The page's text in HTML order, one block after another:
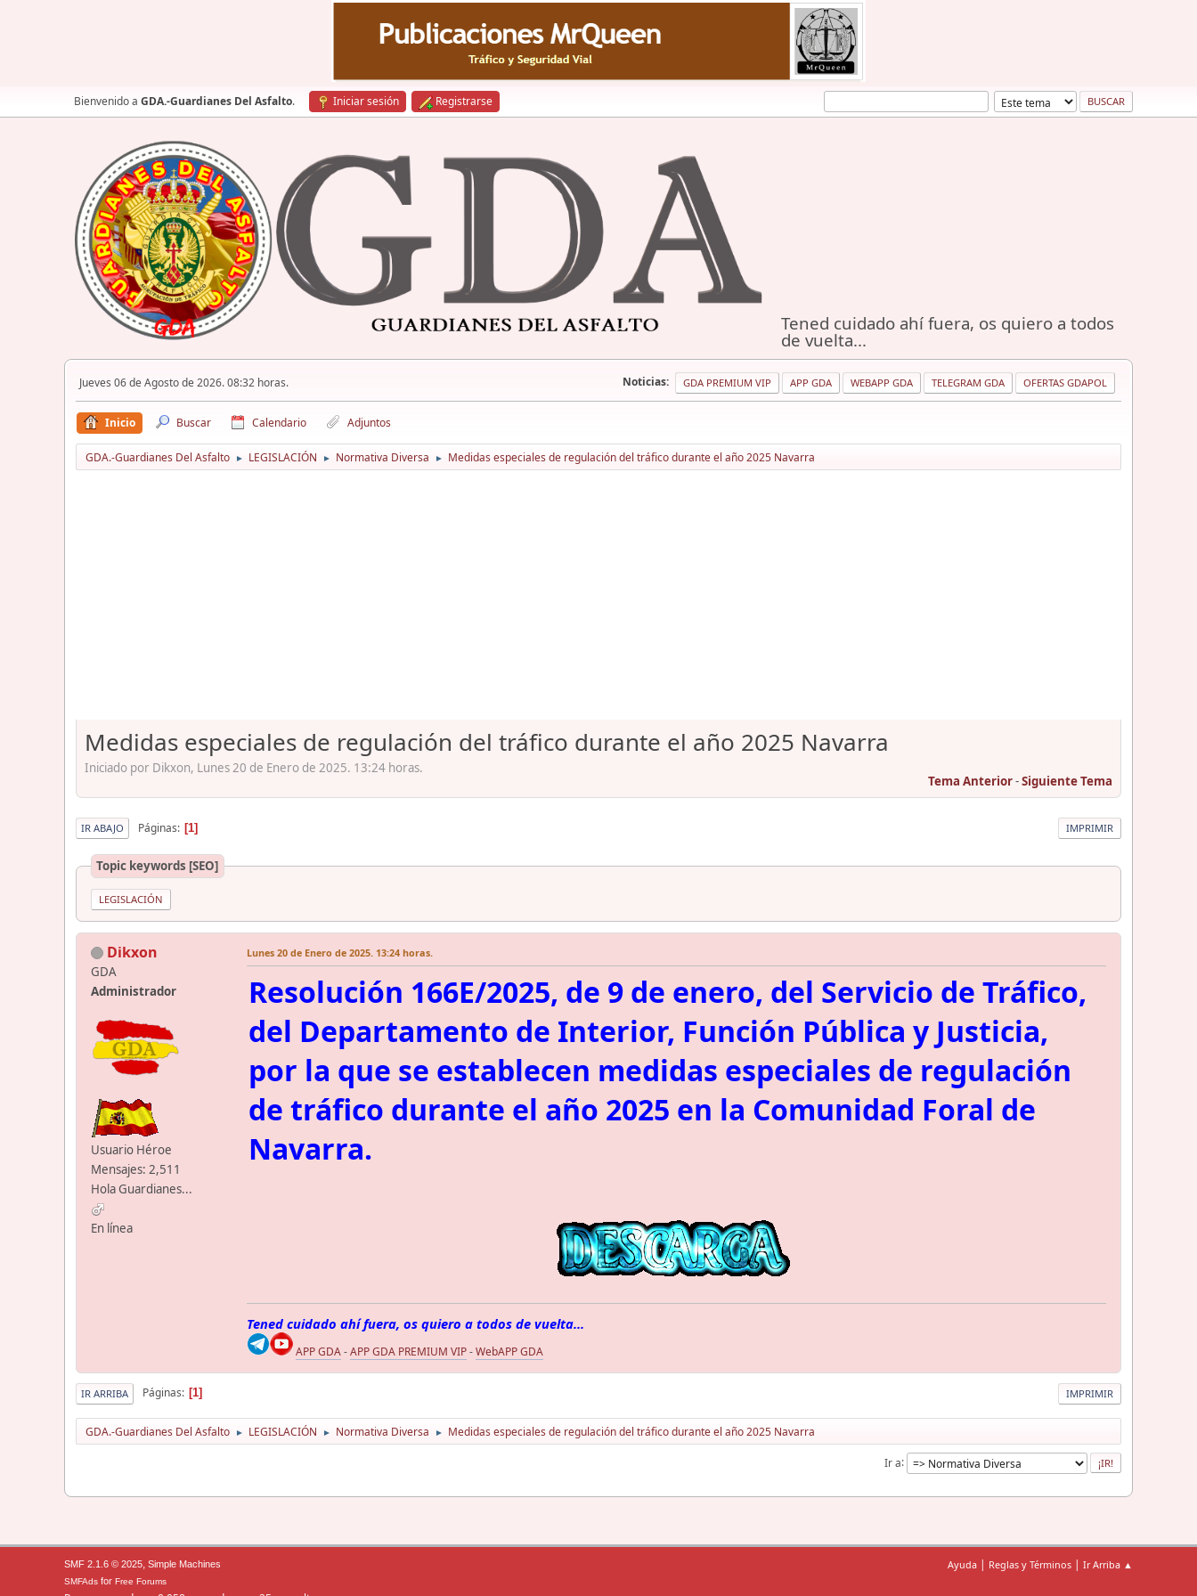
Bienvenido a GDA.-Guardianes Del Asfalto. Iniciar sesión Registrarse
Tened cuidado ahí fuera, os quiero a todos
de vuelta...
Jueves 06 de Agosto de 2026. 08:32 horas. Noticias: GDA PREMIUM VIP APP GDA WEBAPP GDA TELEGRAM GDA OFERTAS GDAPOL
Inicio Buscar Calendario Adjuntos
GDA.-Guardianes Del Asfalto ► LEGISLACIÓN ► Normativa Diversa ► Medidas especiales de regulación del tráfico durante el año 2025 Navarra
Medidas especiales de regulación del tráfico durante el año 2025 Navarra
Iniciado por Dikxon, Lunes 20 de Enero de 2025. 13:24 horas.
Tema Anterior-Siguiente Tema
IMPRIMIR
IR ABAJO Páginas 1
Topic keywords [SEO]
LEGISLACIÓN
Dikxon
GDA
Administrador
Usuario Héroe
Mensajes: 2,511
Hola Guardianes...
En línea
Lunes 20 de Enero de 2025. 13:24 horas.
Resolución 166E/2025, de 9 de enero, del Servicio de Tráfico,
del Departamento de Interior, Función Pública y Justicia,
por la que se establecen medidas especiales de regulación
de tráfico durante el año 2025 en la Comunidad Foral de
Navarra.
Tened cuidado ahí fuera, os quiero a todos de vuelta...
APP GDA-APP GDA PREMIUM VIP-WebAPP GDA
IMPRIMIR
IR ARRIBA Páginas 1
GDA.-Guardianes Del Asfalto ► LEGISLACIÓN ► Normativa Diversa ► Medidas especiales de regulación del tráfico durante el año 2025 Navarra
Ir a
Ayuda | Reglas y Términos | Ir Arriba ▲
SMF 2.1.6 © 2025, Simple Machines
SMFAds for Free Forums